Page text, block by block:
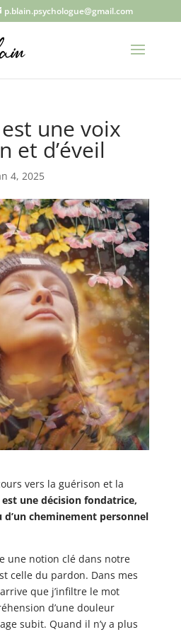
p.blain.psychologue@gmail.com
une voix
et d’éveil
4, 2025
vers la guérison et la
une décision fondatrice,
d’un cheminement personnel
une notion clé dans notre
celle du pardon. Dans mes
que j’infiltre le mot
d’une douleur
subit. Quand il n’y a plus